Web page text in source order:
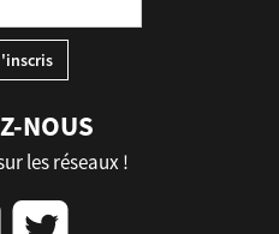
NOUS
les réseaux !